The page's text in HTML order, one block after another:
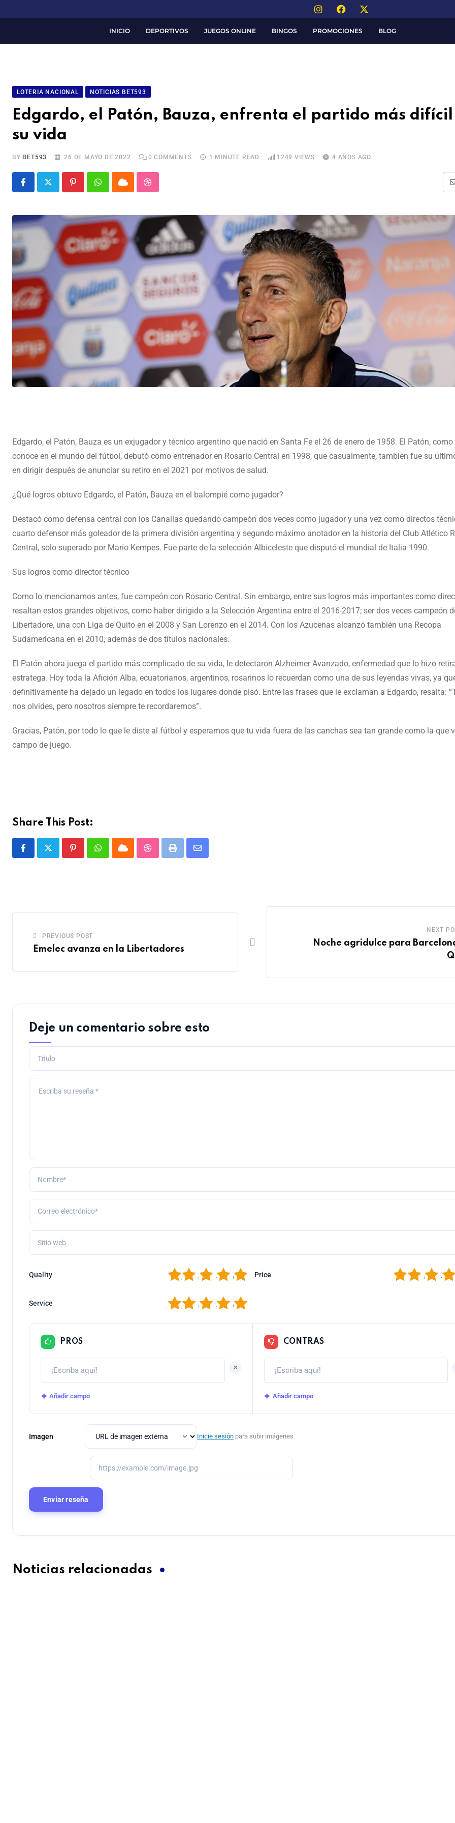
INICIO DEPORTIVOS JUEGOS ONLINE BINGOS PROMOCIONES BLOG
LOTERIA NACIONAL NOTICIAS BET593
Edgardo, el Patón, Bauza, enfrenta el partido más
su vida
BY BET593 26 DE MAYO DE 2022 0 COMMENTS 1 MINUTE READ 1249 VIEWS 4 AÑOS AGO
Edgardo, el Patón, Bauza es un exjugador y técnico argentino que nació en Santa Fe el 26 de enero de 1958. El Patón, como
conoce en el mundo del fútbol, debutó como entrenador en Rosario Central en 1998, que casualmente, también fue su
en dirigir después de anunciar su retiro en el 2021 por motivos de salud.
¿Qué logros obtuvo Edgardo, el Patón, Bauza en el balompié como jugador?
Destacó como defensa central con los Canallas quedando campeón dos veces como jugador y una vez como directos
cuarto defensor más goleador de la primera división argentina y segundo máximo anotador en la historia del Club Atlético
Central, solo superado por Mario Kempes. Fue parte de la selección Albiceleste que disputó el mundial de Italia 1990.
Sus logros como director técnico
Como lo mencionamos antes, fue campeón con Rosario Central. Sin embargo, entre sus logros más importantes como
resaltan estos grandes objetivos, como haber dirigido a la Selección Argentina entre el 2016-2017; ser dos veces campeón
Libertadore, una con Liga de Quito en el 2008 y San Lorenzo en el 2014. Con los Azucenas alcanzó también una Recopa
Sudamericana en el 2010, además de dos títulos nacionales.
El Patón ahora juega el partido más complicado de su vida, le detectaron Alzheimer Avanzado, enfermedad que lo hizo
estratega. Hoy toda la Afición Alba, ecuatorianos, argentinos, rosarinos lo recuerdan como una de sus leyendas vivas, ya
definitivamente ha dejado un legado en todos los lugares donde pisó. Entre las frases que le exclaman a Edgardo, resalta:
nos olvides, pero nosotros siempre te recordaremos”.
Gracias, Patón, por todo lo que le diste al fútbol y esperamos que tu vida fuera de las canchas sea tan grande como la que
campo de juego.
Share This Post:
PREVIOUS POST
Emelec avanza en la Libertadores
NEXT
Noche agridulce para
Deje un comentario sobre esto
Quality 5
4
3
2 Price 4
3
2
Service 5
4
3
2
PROS
+
Añadir campo
CONTRAS
Añadir campo
Imagen Inicie sesión para subir imágenes.
Noticias relacionadas